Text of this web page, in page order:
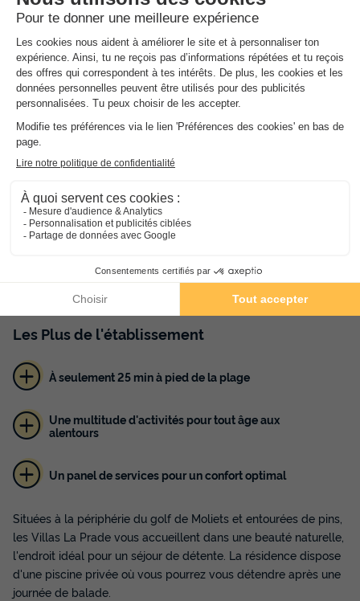
Camping Lou Payou ★★
Aquitaine,Lesperon
3.8
8.0 Excellent
MOBILHOME 4 personnes
Du 10 au 17 oct., 7 nuits, à partir de
Villas les Dunes de la Prade
Description, Accès, Points d’intérêts, Aux alentours
Les Plusde l'établissement
À seulement 25 min à pied de la plage
Une multitude d'activités pour tout âge aux
alentours
Un panel de services pour un confort optimal
Situées à la périphérie du golf de Moliets et entourées de pins,
les Villas La Prade vous accueillent dans une beauté naturelle,
l'endroit idéal pour un séjour de détente. La résidence dispose
d'une piscine privée où vous pourrez vous détendre après une
journée de balade.